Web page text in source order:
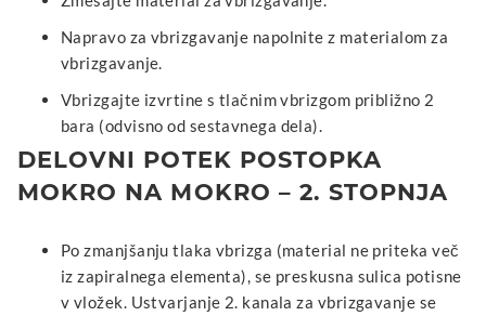
Napravo za vbrizgavanje napolnite z materialom za
vbrizgavanje.
Vbrizgajte izvrtine s tlačnim vbrizgom približno 2
bara (odvisno od sestavnega dela).
DELOVNI POTEK POSTOPKA
MOKRO NA MOKRO – 2. STOPNJA
Po zmanjšanju tlaka vbrizga (material ne priteka več
iz zapiralnega elementa), se preskusna sulica potisne
v vložek. Ustvarjanje 2. kanala za vbrizgavanje se